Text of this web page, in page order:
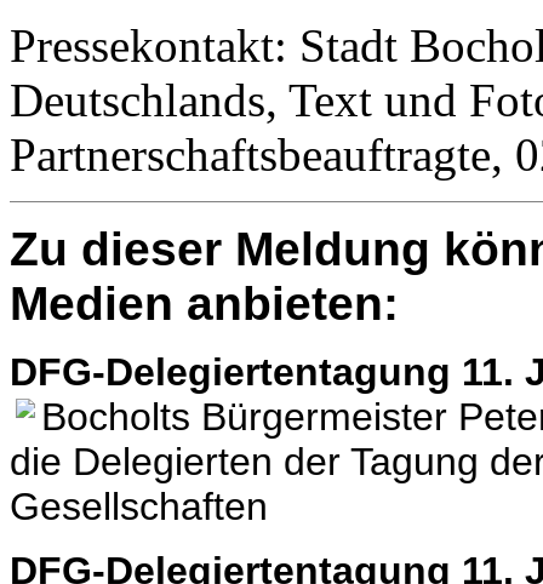
Pressekontakt: Stadt
Deutschlands, Text und
Partnerschaftsbeauftragte,
Zu dieser Meldung
Medien anbieten:
DFG-Delegiertentagung 11.
Bocholts Bürgermeister
die Delegierten der Tagung
Gesellschaften
DFG-Delegiertentagung 11.